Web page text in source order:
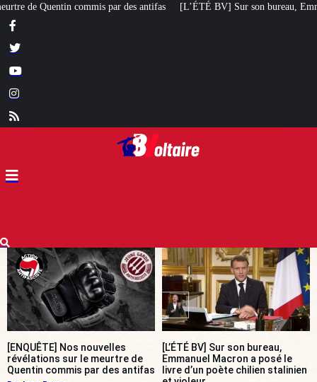
[L’ÉTÉ BV] Sur son bureau, Emmanuel Macron a posé le livre d’un
[ENQUÊTE] Nos nouvelles
révélations sur le meurtre de
Quentin commis par des antifas
[L’ÉTÉ BV] Sur son bureau,
Emmanuel Macron a posé le
livre d’un poète chilien stalinien